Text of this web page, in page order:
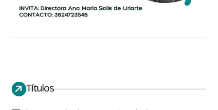
Títulos